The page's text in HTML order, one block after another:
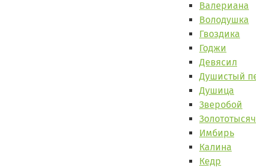
Валериана
Володушка
Гвоздика
Годжи
Девясил
Душистый
Душица
Зверобой
Имбирь
Калина
Кедр